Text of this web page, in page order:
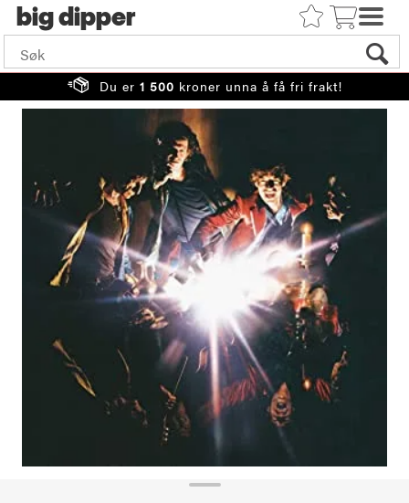
big
Du er 1 500 kroner unna å få fri frakt!